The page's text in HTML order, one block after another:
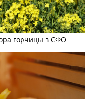
горчицы в СФО